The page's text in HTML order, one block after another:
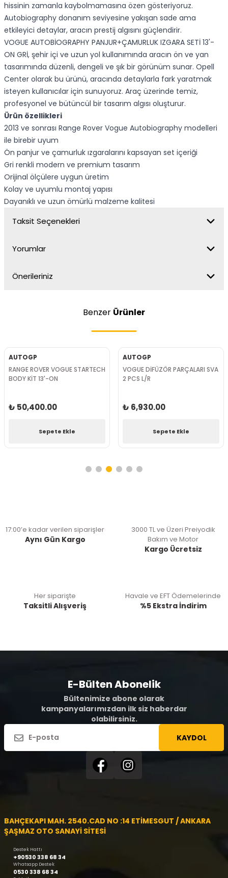
hissinin zamanla kaybolmamasına özen gösteriyoruz.
Autobiography donanım seviyesine yakışan sade ama
etkileyici detaylar, aracın prestij algısını güçlendirir.
VOGUE AUTOBİOGRAPHY PANJUR+ÇAMURLUK IZGARA SETİ 13'-
ON GRİ, şehir içi ve uzun yol kullanımında aracın ön ve yan
tasarımında düzenli, dengeli ve şık bir görünüm sunar. Opell
Center olarak bu ürünü, aracında detaylarla fark yaratmak
isteyen kullanıcılar için sunuyoruz. Araç üzerinde temiz,
profesyonel ve bütüncül bir tasarım algısı oluşturur.
Ürün özellikleri
2013 ve sonrası Range Rover Vogue Autobiography modelleri
ile birebir uyum
Ön panjur ve çamurluk ızgaralarını kapsayan set içeriği
Gri renkli modern ve premium tasarım
Orijinal ölçülere uygun üretim
Kolay ve uyumlu montaj yapısı
Dayanıklı ve uzun ömürlü malzeme kalitesi
Taksit Seçenekleri
Yorumlar
Önerileriniz
Benzer Ürünler
AUTOGP
RANGE ROVER VOGUE STARTECH
BODY KİT 13'-ON
₺ 50,400.00
Sepete Ekle
AUTOGP
VOGUE DİFÜZÖR PARÇALARI SVA
2 PCS L/R
₺ 6,930.00
Sepete Ekle
17:00’e kadar verilen siparişler
Aynı Gün Kargo
3000 TL ve Üzeri Preiyodik
Bakım ve Motor
Kargo Ücretsiz
Her siparişte
Taksitli Alışveriş
Havale ve EFT Ödemelerinde
%5 Ekstra İndirim
E-Bülten Abonelik
Bültenimize abone olarak
kampanyalarımızdan ilk siz haberdar
olabilirsiniz.
KAYDOL
BAHÇEKAPI MAH. 2540.CAD NO :14 ETİMESGUT / ANKARA
ŞAŞMAZ OTO SANAYİ SİTESİ
Destek Hattı
+90530 338 68 34
Whatsapp Destek
0530 338 68 34